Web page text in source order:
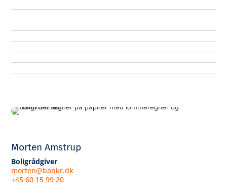
Morten Amstrup
Boligrådgiver
morten@bankr.dk
+45 60 15 99 20